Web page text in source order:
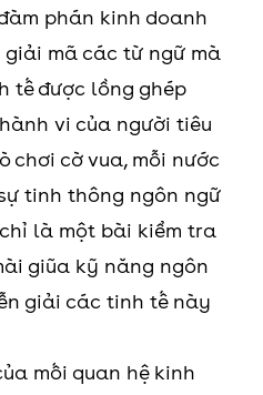
phán kinh doanh
mã các từ ngữ mà
tế được lồng ghép
vi của người tiêu
chơi cờ vua, mỗi nước
tinh thông ngôn ngữ
chỉ là một bài kiểm tra
giũa kỹ năng ngôn
giải các tinh tế này
mối quan hệ kinh